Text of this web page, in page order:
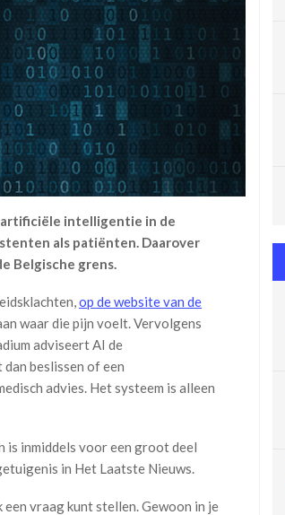
artificiële intelligentie in de
als patiënten. Daarover
Belgische grens.
op de website van de
waar die pijn voelt. Vervolgens
adviseert AI de
beslissen of een
advies. Het systeem is alleen
is inmiddels voor een groot deel
in Het Laatste Nieuws.
vraag kunt stellen. Gewoon in je